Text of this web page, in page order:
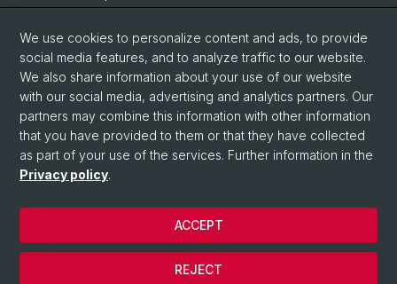
Social Media
LinkedIn
© University of Basel
Faculty of Business and Economics
We use cookies to personalize content and ads, to provide
social media features, and to analyze traffic to our website.
We also share information about your use of our website
with our social media, advertising and analytics partners. Our
partners may combine this information with other information
that you have provided to them or that they have collected
as part of your use of the services. Further information in the
Privacy policy.
REJECT
ACCEPT